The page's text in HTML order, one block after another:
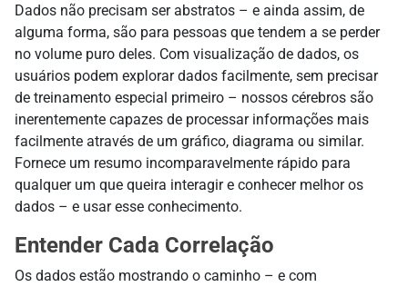
Dados não precisam ser abstratos – e ainda assim, de
alguma forma, são para pessoas que tendem a se perder
no volume puro deles. Com visualização de dados, os
usuários podem explorar dados facilmente, sem precisar
de treinamento especial primeiro – nossos cérebros são
inerentemente capazes de processar informações mais
facilmente através de um gráfico, diagrama ou similar.
Fornece um resumo incomparavelmente rápido para
qualquer um que queira interagir e conhecer melhor os
dados – e usar esse conhecimento.
Entender Cada Correlação
Os dados estão mostrando o caminho – e com